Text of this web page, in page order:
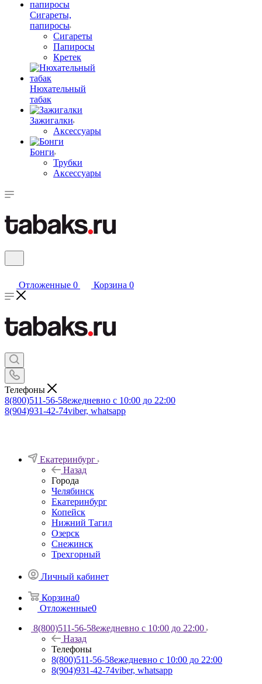
Сигареты,
папиросы
Сигареты
Папиросы
Кретек
Нюхательный
табак
Зажигалки
Аксессуары
Бонги
Трубки
Аксессуары
Отложенные 0 Корзина 0
Телефоны
8(800)511-56-58ежедневно с 10:00 до 22:00
8(904)931-42-74viber, whatsapp
Екатеринбург
Назад
Города
Челябинск
Екатеринбург
Копейск
Нижний Тагил
Озерск
Снежинск
Трехгорный
Личный кабинет
Корзина0
Отложенные0
8(800)511-56-58ежедневно с 10:00 до 22:00
Назад
Телефоны
8(800)511-56-58ежедневно с 10:00 до 22:00
8(904)931-42-74viber, whatsapp